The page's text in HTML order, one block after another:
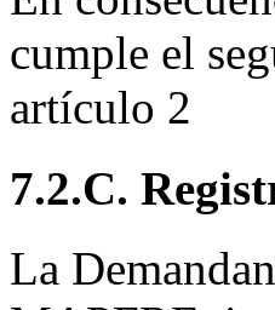
cumple el
artículo 2
7.2.C.
La